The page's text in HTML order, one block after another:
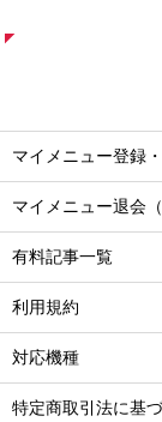
マイメニュー登録
マイメニュー退会
有料記事一覧
利用規約
対応機種
特定商取引法に基